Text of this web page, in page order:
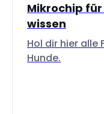
Mikrochip
wissen
Hol dir hier alle
Hunde.